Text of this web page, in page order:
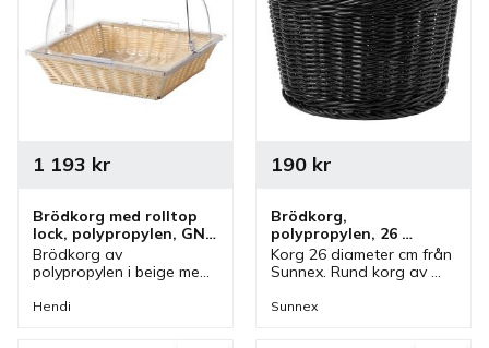
Brödkorg med rolltop
lock, polypropylen, GN
2/3, beige
Brödkorg av
polypropylen i beige med
GN 2/3. Korg som passar
1 193 kr
Hendi
Brödkorg,
polypropylen, 26
diameter cm, svart
Korg 26 diameter cm från
Sunnex. Rund korg av
korg som ingår i en serie
190kr
Sunnex